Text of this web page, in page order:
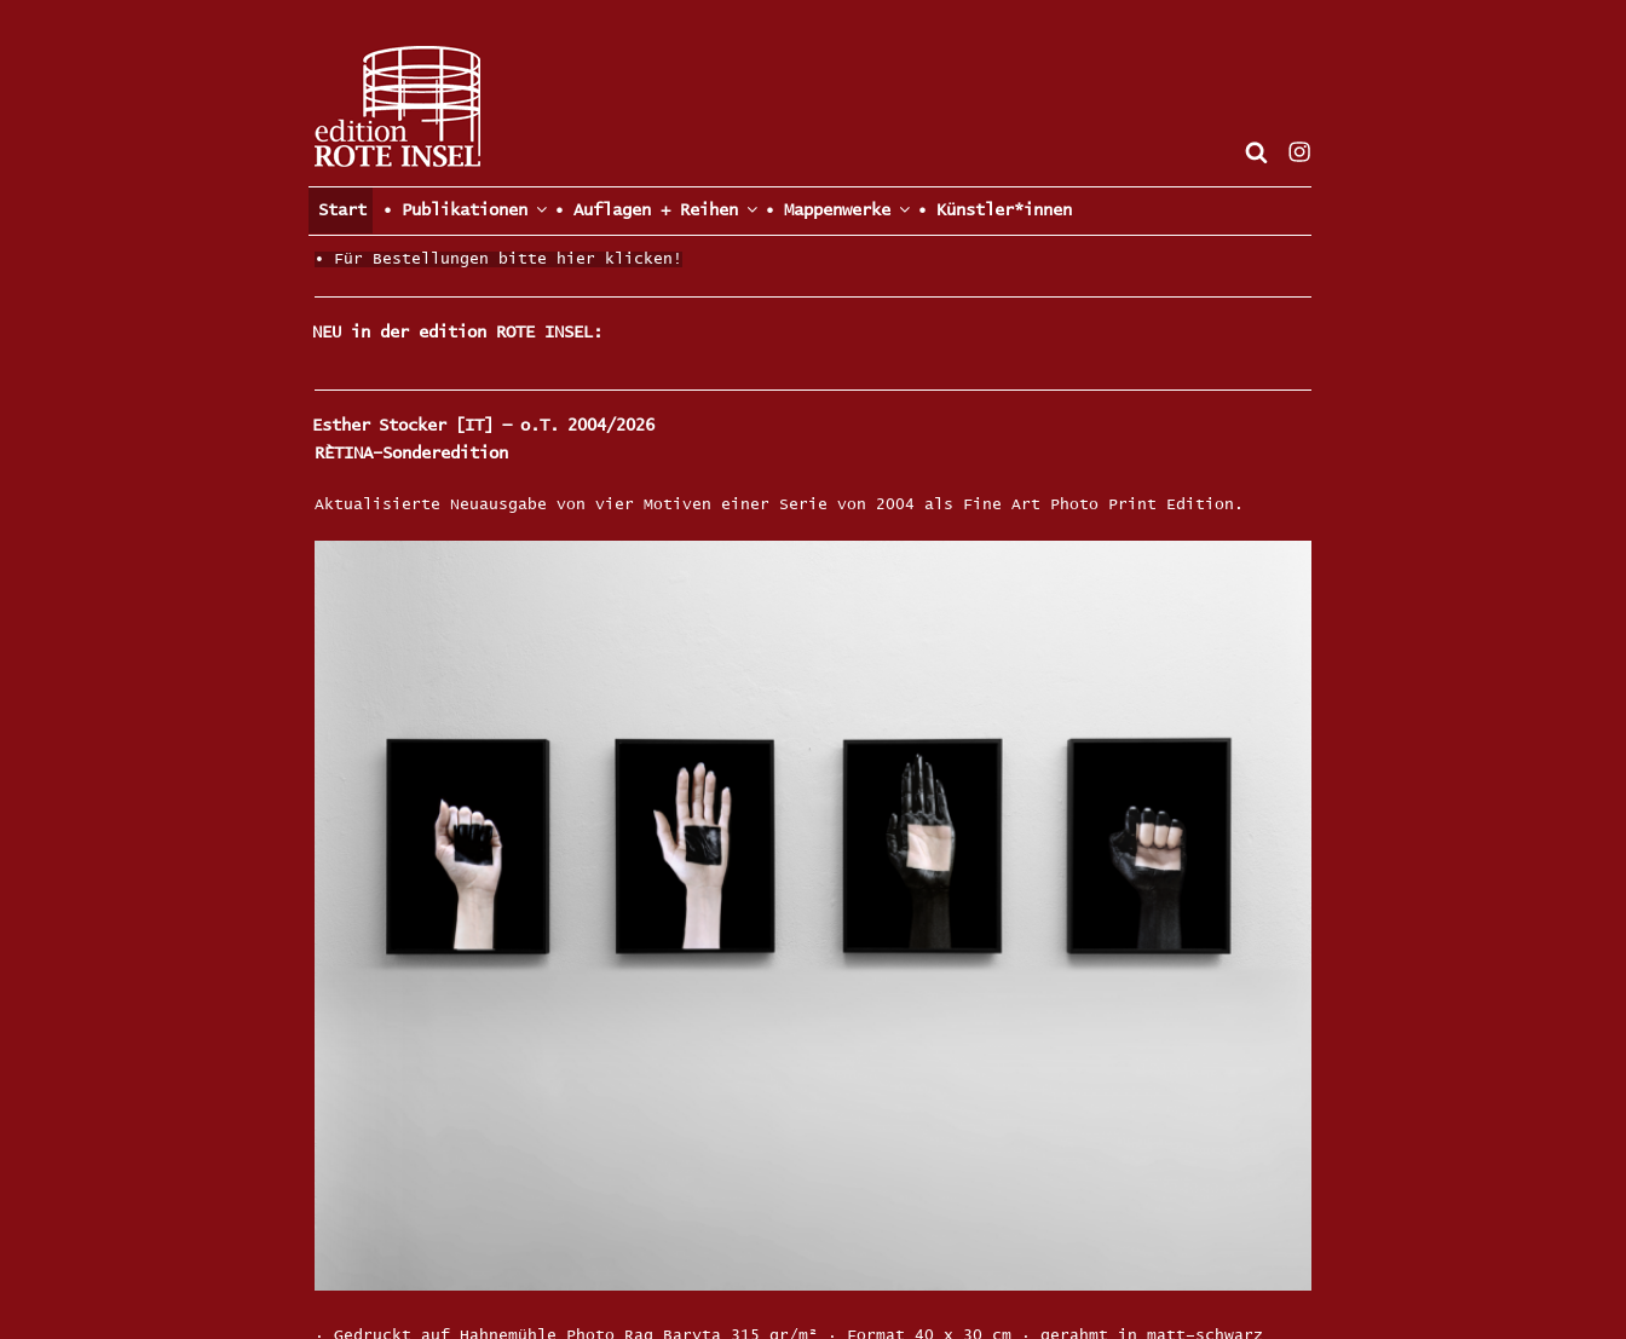
Instagram
Start • Publikationen • Auflagen + Reihen • Mappenwerke • Künstler*innen
• Für Bestellungen bitte hier klicken!
NEU in der edition ROTE INSEL:
Esther Stocker [IT] — o.T. 2004/2026
RÈTINA–Sonderedition
Aktualisierte Neuausgabe von vier Motiven einer Serie von 2004 als Fine Art Photo Print Edition.